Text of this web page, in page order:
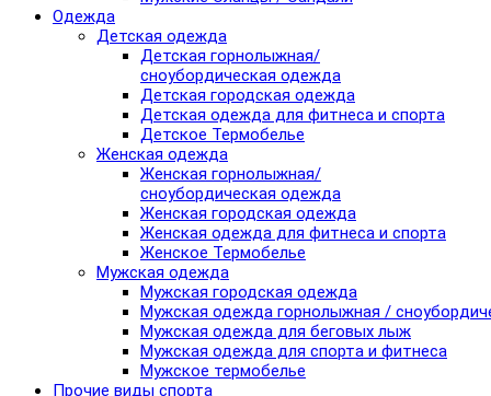
Одежда
Детская одежда
Детская горнолыжная/
сноубордическая одежда
Детская городская одежда
Детская одежда для фитнеса и спорта
Детское Термобелье
Женская одежда
Женская горнолыжная/
сноубордическая одежда
Женская городская одежда
Женская одежда для фитнеса и спорта
Женское Термобелье
Мужская одежда
Мужская городская одежда
Мужская одежда горнолыжная /
Мужская одежда для беговых лыж
Мужская одежда для спорта и фитнеса
Мужское термобелье
Прочие виды спорта